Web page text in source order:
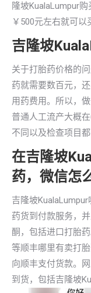
隆坡KualaLumpur
￥500元左右就可以
吉隆坡
关于打胎药价格的
药就需要数百元，
用药费用。所以，
普通人工流产大概
不同以及检查项目
在吉隆坡
药，微信怎
吉隆坡
药货到付款服务，
酮，包括进口打胎
等顺丰哪里有卖打
向顺丰支付货款。
到货，包括吉隆坡